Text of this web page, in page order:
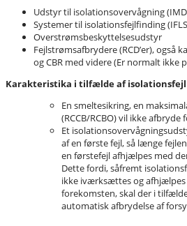
Udstyr til isolationsovervågning
Systemer til isolationsfejlfinding
Overstrømsbeskyttelsesudstyr
Fejlstrømsafbrydere (RCD’er), også
og CBR med videre (Er normalt ikke
Karakteristika i tilfælde af isolationsfejl
En smeltesikring, en
(RCCB/RCBO) vil ikke
Et
af en første fejl, så længe
en førstefejl afhjælpes med
Dette fordi, såfremt
ikke iværksættes og
forekomsten, skal der i
automatisk afbrydelse af